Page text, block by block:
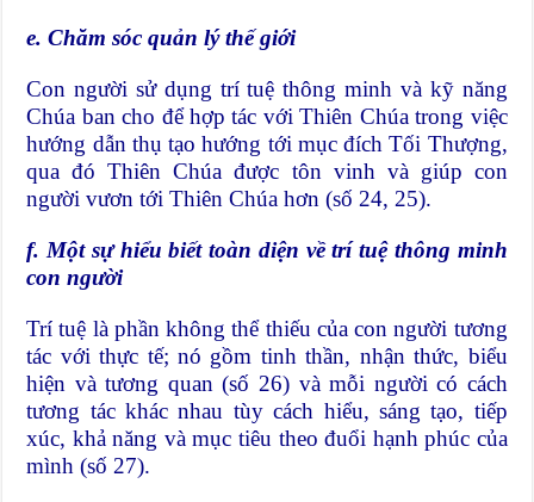
e. Chăm sóc quản lý thế giới
Con người sử dụng trí tuệ thông minh và kỹ năng
Chúa ban cho để hợp tác với Thiên Chúa trong việc
hướng dẫn thụ tạo hướng tới mục đích Tối Thượng,
qua đó Thiên Chúa được tôn vinh và giúp con
người vươn tới Thiên Chúa hơn (số 24, 25).
f. Một sự hiểu biết toàn diện về trí tuệ thông minh
con người
Trí tuệ là phần không thể thiếu của con người tương
tác với thực tế; nó gồm tinh thần, nhận thức, biểu
hiện và tương quan (số 26) và mỗi người có cách
tương tác khác nhau tùy cách hiểu, sáng tạo, tiếp
xúc, khả năng và mục tiêu theo đuổi hạnh phúc của
mình (số 27).